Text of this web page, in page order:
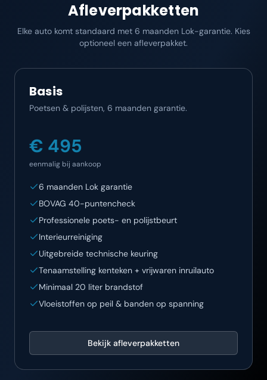
Afleverpakketten
Elke auto komt standaard met 6 maanden Lok-garantie. Kies
optioneel een afleverpakket.
Basis
Poetsen & polijsten, 6 maanden garantie.
€ 495
eenmalig bij aankoop
6 maanden Lok garantie
BOVAG 40-puntencheck
Professionele poets- en polijstbeurt
Interieurreiniging
Uitgebreide technische keuring
Tenaamstelling kenteken + vrijwaren inruilauto
Minimaal 20 liter brandstof
Vloeistoffen op peil & banden op spanning
Bekijk afleverpakketten